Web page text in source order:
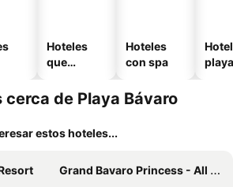
Hoteles
que
mascotas
Hoteles
con spa
playa
de Playa Bávaro
estos hoteles...
Grand Bavaro Princess - All Inclusive